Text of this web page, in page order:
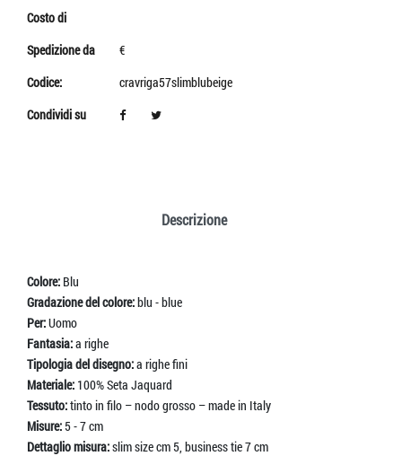
Costo di
Spedizione da
€
Codice:
cravriga57slimblubeige
Condividi su
Descrizione
Colore: Blu
Gradazione del colore:blu - blue
Per:Uomo
Fantasia:a righe
Tipologia del disegno:a righe fini
Materiale: 100% Seta Jaquard
Tessuto:tinto in filo – nodo grosso – made in Italy
Misure:5 - 7 cm
Dettaglio misura:slim size cm 5, business tie 7 cm